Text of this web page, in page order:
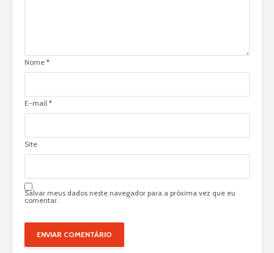
Nome *
E-mail *
Site
Salvar meus dados neste navegador para a próxima vez que eu
comentar.